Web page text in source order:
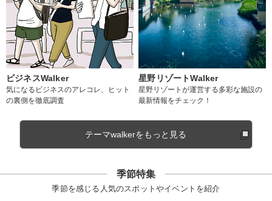
ビジネスWalker
気になるビジネスのアレコレ、ヒット
の裏側を徹底調査
星野リゾートWalker
星野リゾートが運営する多彩な施設の
最新情報をチェック！
テーマwalkerをもっと見る
季節特集
季節を感じる人気のスポットやイベントを紹介